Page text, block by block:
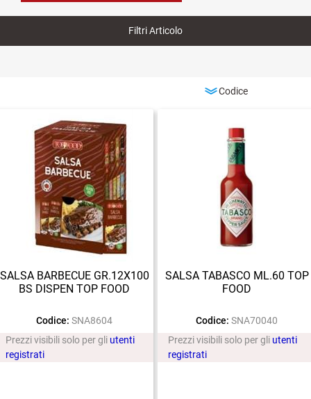
Filtri Articolo
SALSA BARBECUE GR.12X100
BS DISPEN TOP FOOD
Codice: SNA8604
Prezzi visibili solo per gli utenti
registrati
SALSA TABASCO ML.60 TOP
FOOD
Codice: SNA70040
Prezzi visibili solo per gli utenti
registrati